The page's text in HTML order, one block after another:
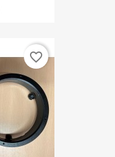
favorite_border